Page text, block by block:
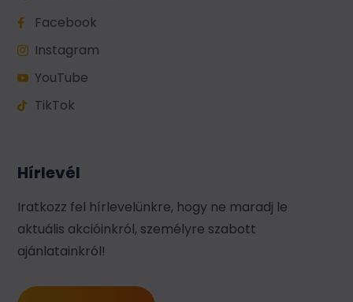
 Facebook
 Instagram
 YouTube
 TikTok
Hírlevél
Iratkozz fel hírlevelünkre, hogy ne maradj le
aktuális akcióinkról, személyre szabott
ajánlatainkról!